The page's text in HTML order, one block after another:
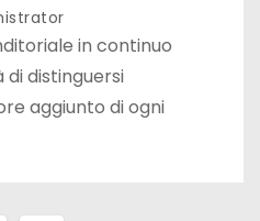
in continuo
distinguersi
aggiunto di ogni